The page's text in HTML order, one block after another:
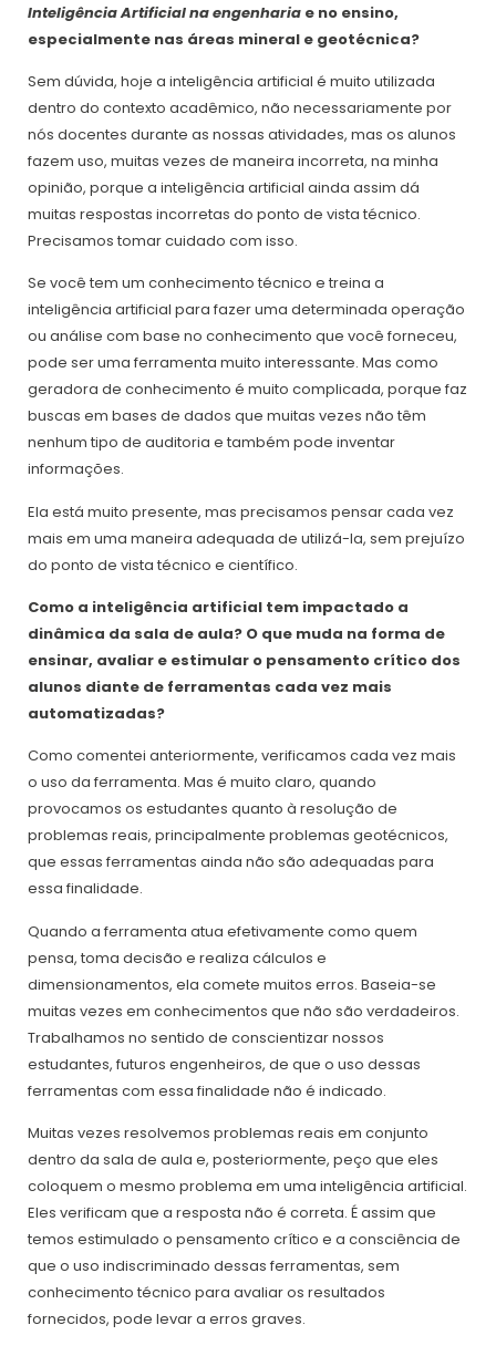
Inteligência Artificial na engenharia e no ensino,
especialmente nas áreas mineral e geotécnica?
Sem dúvida, hoje a inteligência artificial é muito utilizada
dentro do contexto acadêmico, não necessariamente por
nós docentes durante as nossas atividades, mas os alunos
fazem uso, muitas vezes de maneira incorreta, na minha
opinião, porque a inteligência artificial ainda assim dá
muitas respostas incorretas do ponto de vista técnico.
Precisamos tomar cuidado com isso.
Se você tem um conhecimento técnico e treina a
inteligência artificial para fazer uma determinada operação
ou análise com base no conhecimento que você forneceu,
pode ser uma ferramenta muito interessante. Mas como
geradora de conhecimento é muito complicada, porque faz
buscas em bases de dados que muitas vezes não têm
nenhum tipo de auditoria e também pode inventar
informações.
Ela está muito presente, mas precisamos pensar cada vez
mais em uma maneira adequada de utilizá-la, sem prejuízo
do ponto de vista técnico e científico.
Como a inteligência artificial tem impactado a
dinâmica da sala de aula? O que muda na forma de
ensinar, avaliar e estimular o pensamento crítico dos
alunos diante de ferramentas cada vez mais
automatizadas?
Como comentei anteriormente, verificamos cada vez mais
o uso da ferramenta. Mas é muito claro, quando
provocamos os estudantes quanto à resolução de
problemas reais, principalmente problemas geotécnicos,
que essas ferramentas ainda não são adequadas para
essa finalidade.
Quando a ferramenta atua efetivamente como quem
pensa, toma decisão e realiza cálculos e
dimensionamentos, ela comete muitos erros. Baseia-se
muitas vezes em conhecimentos que não são verdadeiros.
Trabalhamos no sentido de conscientizar nossos
estudantes, futuros engenheiros, de que o uso dessas
ferramentas com essa finalidade não é indicado.
Muitas vezes resolvemos problemas reais em conjunto
dentro da sala de aula e, posteriormente, peço que eles
coloquem o mesmo problema em uma inteligência artificial.
Eles verificam que a resposta não é correta. É assim que
temos estimulado o pensamento crítico e a consciência de
que o uso indiscriminado dessas ferramentas, sem
conhecimento técnico para avaliar os resultados
fornecidos, pode levar a erros graves.